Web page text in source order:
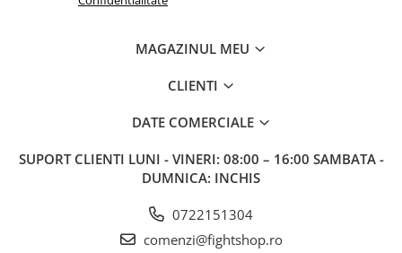
MAGAZINUL MEU
CLIENTI
DATE COMERCIALE
SUPORT CLIENTI LUNI - VINERI: 08:00 – 16:00 SAMBATA -
DUMNICA: INCHIS
0722151304
comenzi@fightshop.ro